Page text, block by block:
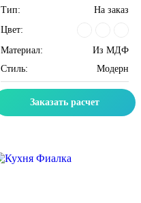
Тип:
На заказ
Цвет:
Материал:
Из МДФ
Стиль:
Модерн
Заказать расчет